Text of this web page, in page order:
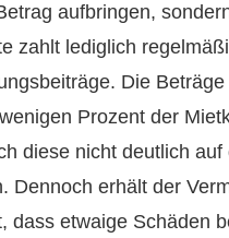
aufbringen,
zahlt lediglich
Die
Prozent der
diese nicht deutlich auf
Dennoch erhält der
dass etwaige Schäden